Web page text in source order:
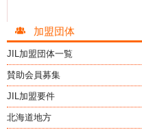
加盟団体
JIL加盟団体一覧
賛助会員募集
JIL加盟要件
北海道地方